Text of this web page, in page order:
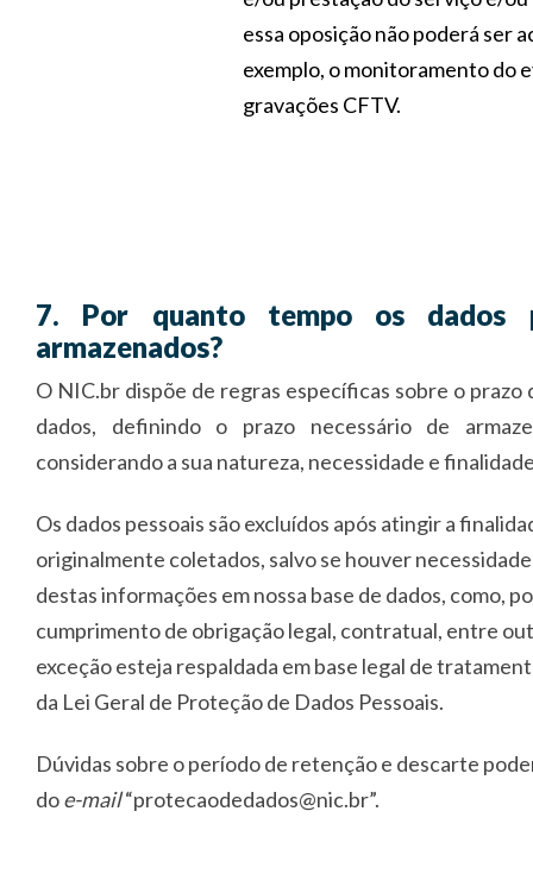
essa oposição não poderá ser
exemplo, o monitoramento do
gravações CFTV.
7. Por quanto tempo os dados
armazenados?
O NIC.br dispõe de regras específicas sobre o prazo
dados, definindo o prazo necessário de
considerando a sua natureza, necessidade e
Os dados pessoais são excluídos após atingir a
originalmente coletados, salvo se houver
destas informações em nossa base de dados, como,
cumprimento de obrigação legal, contratual, entre
exceção esteja respaldada em base legal de
da Lei Geral de Proteção de Dados Pessoais.
Dúvidas sobre o período de retenção e descarte
doe-mail“protecaodedados@nic.br”.